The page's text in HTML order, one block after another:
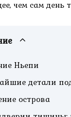
чем сам день
Ньепи
детали
острова